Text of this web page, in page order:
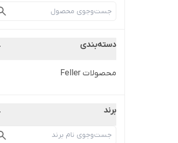
دسته‌بندی
محصولات Feller
برند